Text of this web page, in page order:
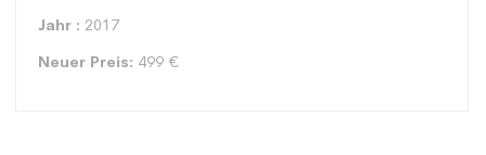
Jahr : 2017
Neuer Preis: 499 €